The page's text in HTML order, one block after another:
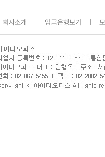
회사소개 입금은행보기